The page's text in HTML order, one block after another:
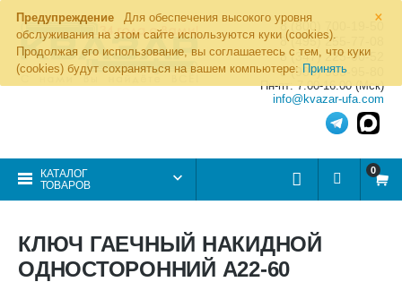
×
Предупреждение
Для обеспечения высокого уровня
обслуживания на этом сайте используются куки (cookies).
Продолжая его использование, вы соглашаетесь с тем, что куки
(cookies) будут сохраняться на вашем компьютере: Принять
8 (800) 700-19-50
8 (495) 255-77-08
8 (347) 225-00-52
8 (986) 963-95-80
Пн-пт: 7.00-16.00 (Мск)
info@kvazar-ufa.com
КАТАЛОГ
ТОВАРОВ
0
КЛЮЧ ГАЕЧНЫЙ НАКИДНОЙ
ОДНОСТОРОННИЙ А22-60